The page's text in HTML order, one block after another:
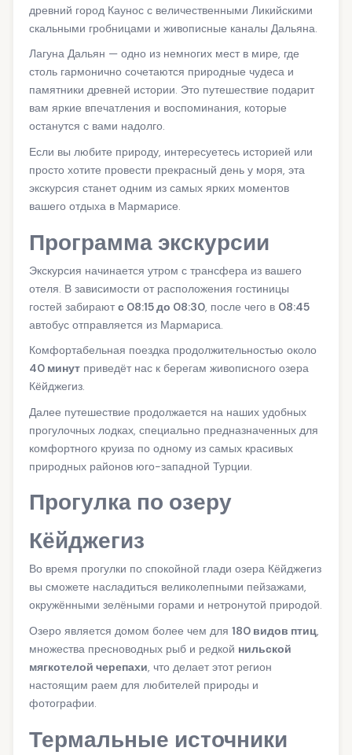
древний город Каунос с величественными Ликийскими
скальными гробницами и живописные каналы Дальяна.
Лагуна Дальян — одно из немногих мест в мире, где
столь гармонично сочетаются природные чудеса и
памятники древней истории. Это путешествие подарит
вам яркие впечатления и воспоминания, которые
останутся с вами надолго.
Если вы любите природу, интересуетесь историей или
просто хотите провести прекрасный день у моря, эта
экскурсия станет одним из самых ярких моментов
вашего отдыха в Мармарисе.
Программа экскурсии
Экскурсия начинается утром с трансфера из вашего
отеля. В зависимости от расположения гостиницы
гостей забирают с 08:15 до 08:30 , после чего в 08:45
автобус отправляется из Мармариса.
Комфортабельная поездка продолжительностью около
40 минут приведёт нас к берегам живописного озера
Кёйджегиз.
Далее путешествие продолжается на наших удобных
прогулочных лодках, специально предназначенных для
комфортного круиза по одному из самых красивых
природных районов юго-западной Турции.
Прогулка по озеру
Кёйджегиз
Во время прогулки по спокойной глади озера Кёйджегиз
вы сможете насладиться великолепными пейзажами,
окружёнными зелёными горами и нетронутой природой.
Озеро является домом более чем для 180 видов птиц,
множества пресноводных рыб и редкой нильской
мягкотелой черепахи, что делает этот регион
настоящим раем для любителей природы и
фотографии.
Термальные источники